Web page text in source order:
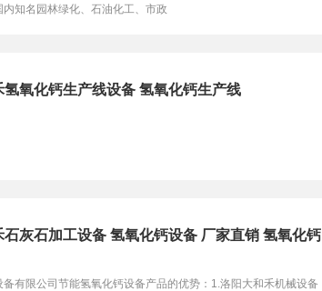
内知名园林绿化、石油化工、市政
氢氧化钙生产线设备 氢氧化钙生产线
石灰石加工设备 氢氧化钙设备 厂家直销 氢氧化钙
有限公司节能氢氧化钙设备产品的优势：1.洛阳大和禾机械设备